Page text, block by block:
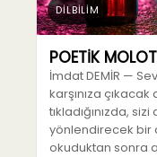
DİLBİLİM
POETİK
İmdat DEMİR —
karşınıza
tıkladığınızda,
yönlendirecek bir
okuduktan sonra